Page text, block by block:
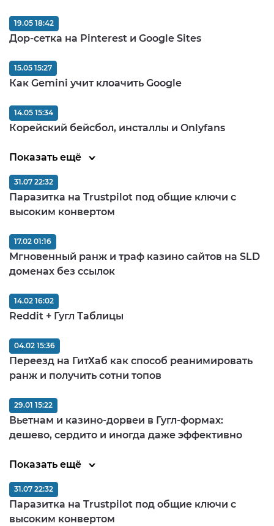
Дор-сетка на Pinterest и Google Sites
19.05 18:42
Как Gemini учит клоачить Google
15.05 15:27
Корейский бейсбол, инсталлы и Onlyfans
14.05 15:34
Показать ещё
Паразитка на Trustpilot под общие ключи с
высоким конвертом
31.07 22:32
Мгновенный ранж и траф казино сайтов на SLD
доменах без ссылок
17.02 01:16
Reddit + Гугл Таблицы
14.02 16:02
Переезд на ГитХаб как способ реанимировать
ранж и получить сотни топов
04.02 15:36
Вьетнам и казино-дорвеи в Гугл-формах:
дешево, сердито и иногда даже эффективно
29.01 15:22
Показать ещё
Паразитка на Trustpilot под общие ключи с
высоким конвертом
31.07 22:32